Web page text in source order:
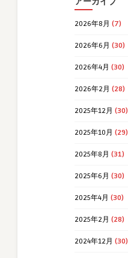
2026年8月 (7)
2026年6月 (30)
2026年4月 (30)
2026年2月 (28)
2025年12月 (30)
2025年10月 (29)
2025年8月 (31)
2025年6月 (30)
2025年4月 (30)
2025年2月 (28)
2024年12月 (30)